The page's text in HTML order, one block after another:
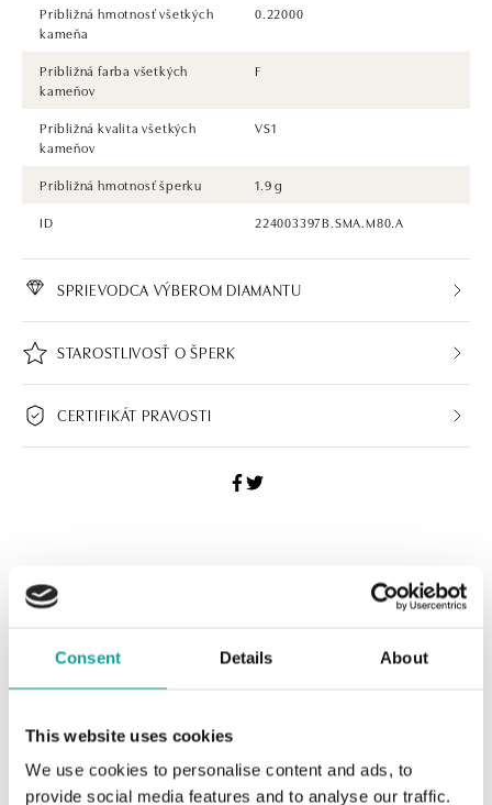
Consent Details About
This website uses cookies
We use cookies to personalise content and ads, to
provide social media features and to analyse our traffic.
Približná hmotnosť všetkých
kameňa
0.22000
Približná farba všetkých
kameňov
F
Približná kvalita všetkých
kameňov
VS1
Približná hmotnosť šperku
1.9 g
ID
224003397B.SMA.M80.A
SPRIEVODCA VÝBEROM DIAMANTU
STAROSTLIVOSŤ O ŠPERK
CERTIFIKÁT PRAVOSTI
Navštívte naše butiky